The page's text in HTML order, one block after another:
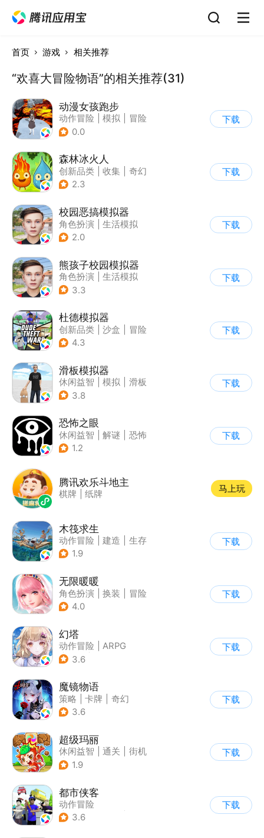
首页 游戏 相关推荐
“欢喜大冒险物语”的相关推荐(31)
动漫女孩跑步
动作冒险 模拟
冒险
| 二次元
0.0
下载
森林冰火人
创新品类 收集
奇幻
| 儿童游戏
2.3
下载
校园恶搞模拟器
角色扮演
生活模拟
| 写实
2.0
下载
熊孩子校园模拟器
角色扮演
生活模拟
| 写实
3.3
下载
杜德模拟器
创新品类 沙盒
冒险
| 写实
4.3
下载
滑板模拟器
休闲益智 模拟
滑板
| 卡通
3.8
下载
恐怖之眼
休闲益智 解谜
恐怖
| 单机
1.2
下载
腾讯欢乐斗地主
棋牌 纸牌
马上玩
木筏求生
动作冒险 建造
生存
| 写实
1.9
下载
无限暖暖
角色扮演 换装
冒险
| 开放世界
4.0
下载
幻塔
动作冒险
ARPG
| 奇幻
3.6
下载
魔镜物语
策略 卡牌
奇幻
| 剧情
3.6
下载
超级玛丽
休闲益智 通关
街机
| 儿童游戏
1.9
下载
都市侠客
动作冒险
| 第一人称射击
3.6
下载